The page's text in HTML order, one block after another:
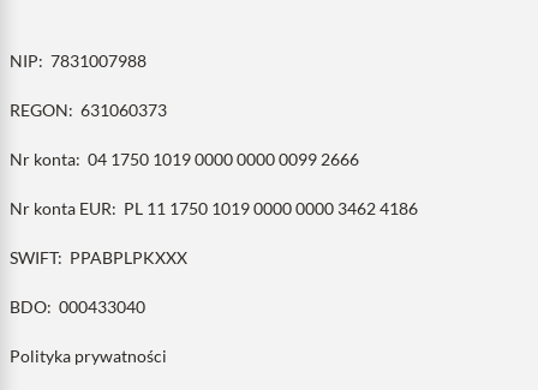
NIP: 7831007988
REGON: 631060373
Nr konta: 04 1750 1019 0000 0000 0099 2666
Nr konta EUR: PL 11 1750 1019 0000 0000 3462 4186
SWIFT: PPABPLPKXXX
BDO: 000433040
Polityka prywatności